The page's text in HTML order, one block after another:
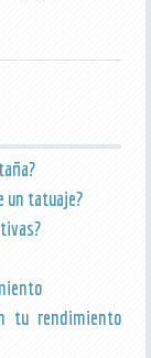
un tatuaje?
tu rendimiento